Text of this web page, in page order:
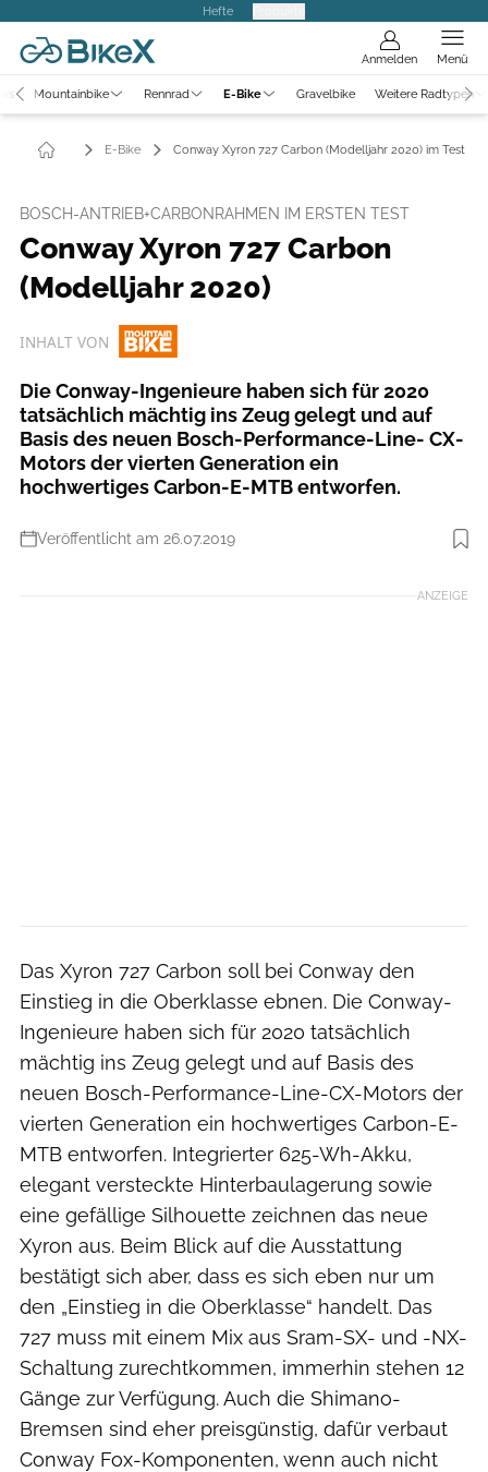
Hefte
Anmelden Menü
Mountainbike Rennrad E-Bike Gravelbike Weitere Radtypen
E-Bike Conway Xyron 727 Carbon (Modelljahr 2020) im Test
BOSCH-ANTRIEB+CARBONRAHMEN IM ERSTEN TEST
Conway Xyron 727 Carbon
(Modelljahr 2020)
INHALT VON
Die Conway-Ingenieure haben sich für 2020
tatsächlich mächtig ins Zeug gelegt und auf
Basis des neuen Bosch-Performance-Line- CX-
Motors der vierten Generation ein
hochwertiges Carbon-E-MTB entworfen.
Veröffentlicht am 26.07.2019
Foto: Dennis Stratmann
ANZEIGE
Das Xyron 727 Carbon soll bei Conway den
Einstieg in die Oberklasse ebnen. Die Conway-
Ingenieure haben sich für 2020 tatsächlich
mächtig ins Zeug gelegt und auf Basis des
neuen Bosch-Performance-Line-CX-Motors der
vierten Generation ein hochwertiges Carbon-E-
MTB entworfen. Integrierter 625-Wh-Akku,
elegant versteckte Hinterbaulagerung sowie
eine gefällige Silhouette zeichnen das neue
Xyron aus. Beim Blick auf die Ausstattung
bestätigt sich aber, dass es sich eben nur um
den „Einstieg in die Oberklasse“ handelt. Das
727 muss mit einem Mix aus Sram-SX- und -NX-
Schaltung zurechtkommen, immerhin stehen 12
Gänge zur Verfügung. Auch die Shimano-
Bremsen sind eher preisgünstig, dafür verbaut
Conway Fox-Komponenten, wenn auch nicht